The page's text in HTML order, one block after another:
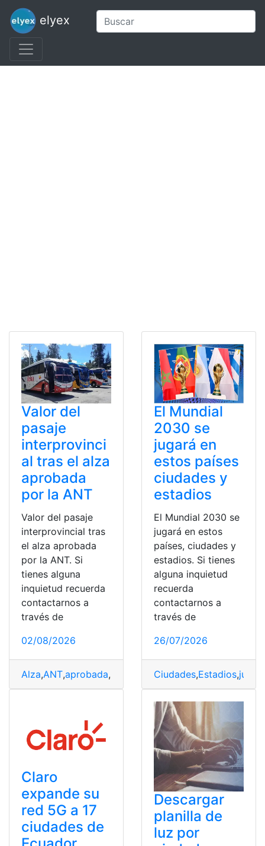
elyex
Valor del
pasaje
interprovinci
al tras el alza
aprobada
por la ANT
Valor del pasaje
interprovincial tras
el alza aprobada
por la ANT. Si
tienes alguna
inquietud recuerda
contactarnos a
través de
02/08/2026
Alza,ANT,aprobada, ,Guayaquil,Interprovincial
El Mundial
2030 se
jugará en
estos países
ciudades y
estadios
El Mundial 2030 se
jugará en estos
países, ciudades y
estadios. Si tienes
alguna inquietud
recuerda
contactarnos a
través de
26/07/2026
Ciudades,Estadios,
Claro
expande su
red 5G a 17
ciudades de
Descargar
planilla de
luz por